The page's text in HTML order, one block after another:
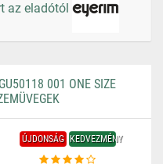
az eladótól
001 ONE SIZE
ÚJDONSÁG KEDVEZMÉNY